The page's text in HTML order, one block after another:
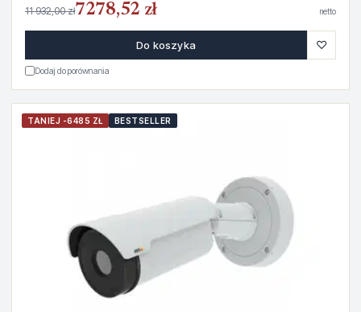
11 932,00 zł7278,52 zł netto
Do koszyka ♡
Dodaj do porównania
TANIEJ -6485 ZŁ BESTSELLER